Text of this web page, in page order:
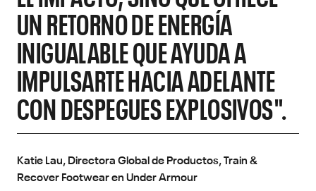
UN RETORNO DE ENERGÍA
INIGUALABLE QUE AYUDA A
IMPULSARTE HACIA ADELANTE
CON DESPEGUES EXPLOSIVOS".
Katie Lau, Directora Global de Productos, Train &
Recover Footwear en Under Armour